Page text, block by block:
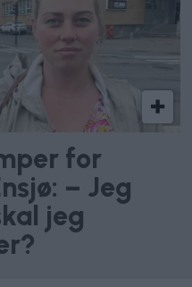
for
– Jeg
jeg